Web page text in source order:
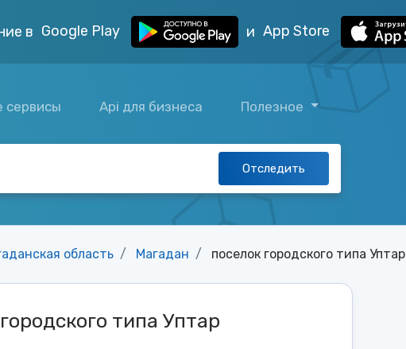
в Google Play и App Store
сервисы Api для бизнеса Полезное
Отследить
область Магадан поселок городского типа Уптар
типа Уптар